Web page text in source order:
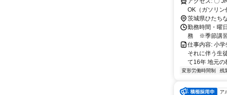
OK（ガソリン
茨城県ひたち
勤務時間・曜
務 ※季節講習
仕事内容: 小
それに伴う生
て16年 地元の
変形労働時間制 残
ア